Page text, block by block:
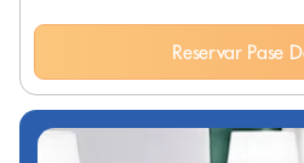
Reservar Pase